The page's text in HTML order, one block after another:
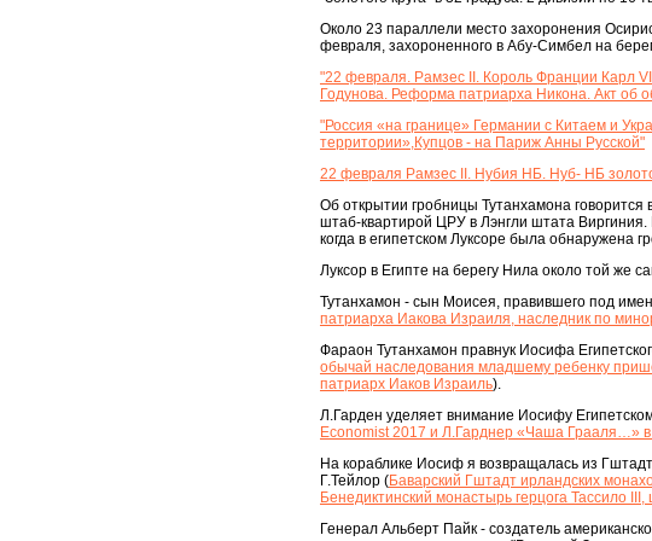
Около 23 параллели место захоронения
февраля, захороненного в Абу-Симбел на
"22 февраля. Рамзес II. Король Франции Карл
Годунова. Реформа патриарха Никона. Акт об
"Россия «на границе» Германии с Китаем и
территории»,Купцов - на Париж Анны Русской"
22 февраля Рамзес II. Нубия НБ. Нуб- НБ
Об открытии гробницы Тутанхамона
штаб-квартирой ЦРУ в Лэнгли штата
когда в египетском Луксоре была обнаружена
Луксор в Египте на берегу Нила около той же
Тутанхамон - сын Моисея, правившего под
патриарха Иакова Израиля, наследник по
Фараон Тутанхамон правнук Иосифа
обычай наследования младшему ребенку
патриарх Иаков Израиль).
Л.Гарден уделяет внимание Иосифу
Economist 2017 и Л.Гарднер «Чаша Грааля…»
На кораблике Иосиф я возвращалась из
Г.Тейлор (Баварский Гштадт ирландских
Бенедиктинский монастырь герцога Тассило
Генерал Альберт Пайк - создатель